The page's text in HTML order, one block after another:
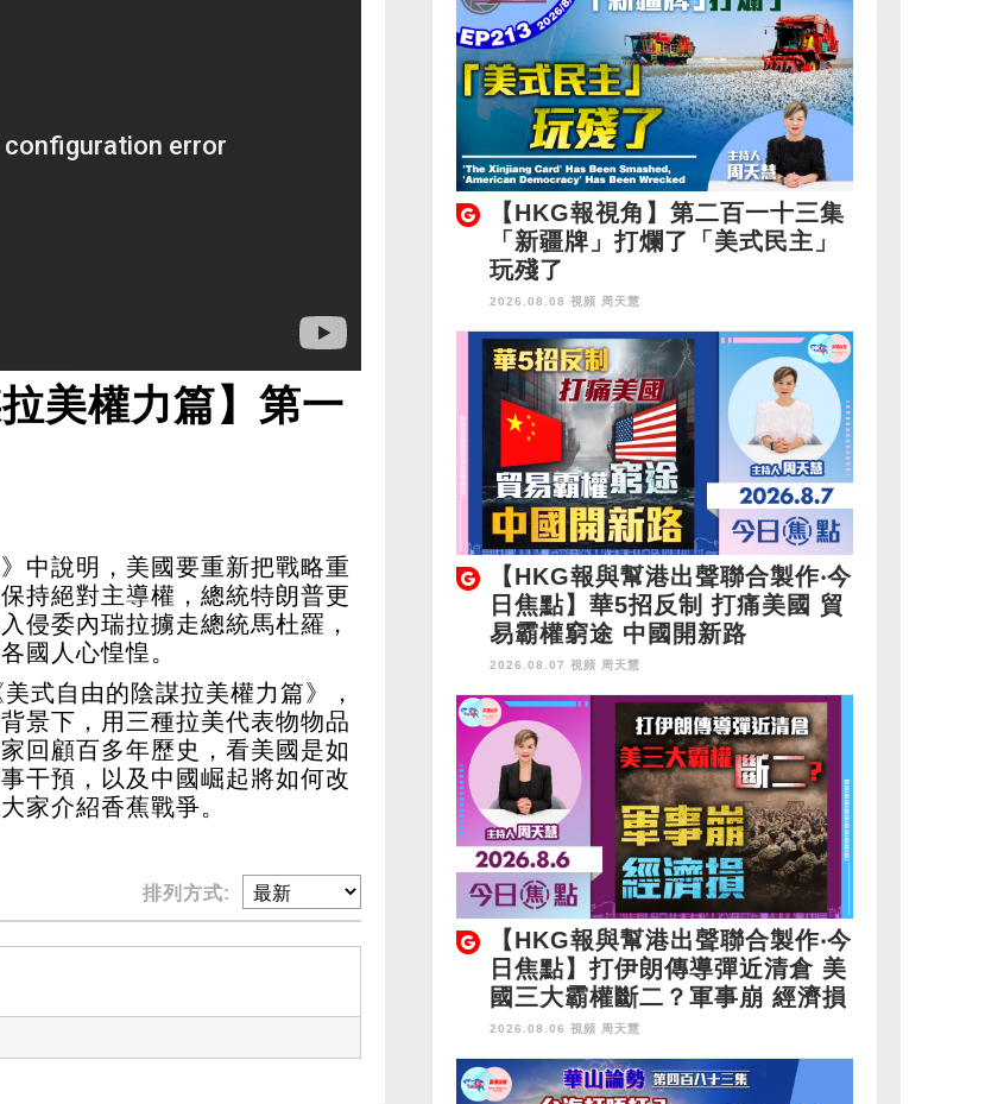
美權力篇】第一
中說明，美國要重新把戰略重
持絕對主導權，總統特朗普更
侵委內瑞拉擄走總統馬杜羅，
國人心惶惶。
式自由的陰謀拉美權力篇》，
景下，用三種拉美代表物物品
回顧百多年歷史，看美國是如
干預，以及中國崛起將如何改
家介紹香蕉戰爭。
排列方式:
【HKG報視角】第二百一十三集
「新疆牌」打爛了「美式民主」
玩殘了
2026.08.08 視頻 周天慧
【HKG報與幫港出聲聯合製作‧今
日焦點】華5招反制 打痛美國 貿
易霸權窮途 中國開新路
2026.08.07 視頻 周天慧
【HKG報與幫港出聲聯合製作‧今
日焦點】打伊朗傳導彈近清倉 美
國三大霸權斷二？軍事崩 經濟損
2026.08.06 視頻 周天慧